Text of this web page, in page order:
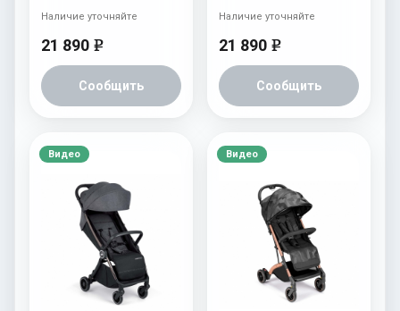
21 890 e
Сообщить
Наличие уточняйте
21 890 e
Сообщить
Наличие уточняйте
Видео Видео